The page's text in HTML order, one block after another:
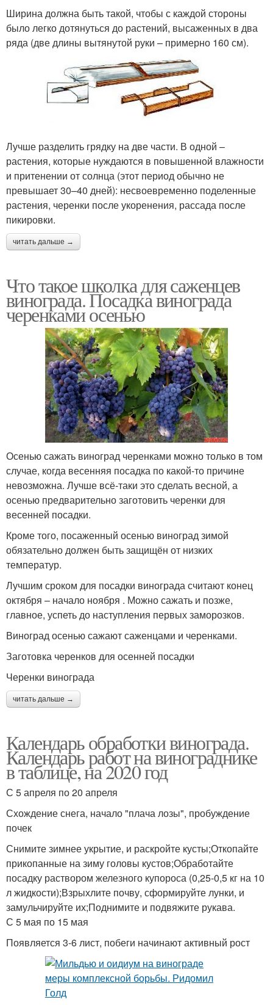
Ширина должна быть такой, чтобы с каждой стороны
было легко дотянуться до растений, высаженных в два
ряда (две длины вытянутой руки – примерно 160 см).
Лучше разделить грядку на две части. В одной –
растения, которые нуждаются в повышенной влажности
и притенении от солнца (этот период обычно не
превышает 30–40 дней): несвоевременно поделенные
растения, черенки после укоренения, рассада после
пикировки.
читать дальше →
Что такое школка для саженцев
винограда. Посадка винограда
черенками осенью
Осенью сажать виноград черенками можно только в том
случае, когда весенняя посадка по какой-то причине
невозможна. Лучше всё-таки это сделать весной, а
осенью предварительно заготовить черенки для
весенней посадки.
Кроме того, посаженный осенью виноград зимой
обязательно должен быть защищён от низких
температур.
Лучшим сроком для посадки винограда считают конец
октября – начало ноября . Можно сажать и позже,
главное, успеть до наступления первых заморозков.
Виноград осенью сажают саженцами и черенками.
Заготовка черенков для осенней посадки
Черенки винограда
читать дальше →
Календарь обработки винограда.
Календарь работ на винограднике
в таблице, на 2020 год
С 5 апреля по 20 апреля
Схождение снега, начало "плача лозы", пробуждение
почек
Снимите зимнее укрытие, и раскройте кусты;Откопайте
прикопанные на зиму головы кустов;Обработайте
посадку раствором железного купороса (0,25-0,5 кг на 10
л жидкости);Взрыхлите почву, сформируйте лунки, и
замульчируйте их;Поднимите и подвяжите рукава.
С 5 мая по 15 мая
Появляется 3-6 лист, побеги начинают активный рост